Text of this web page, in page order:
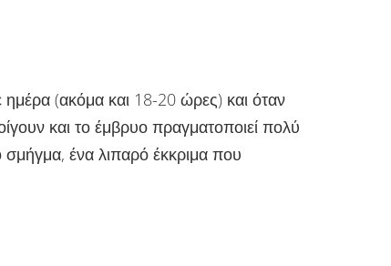
ημέρα (ακόμα και 18-20 ώρες) και όταν
και το έμβρυο πραγματοποιεί πολύ
σμήγμα, ένα λιπαρό έκκριμα που